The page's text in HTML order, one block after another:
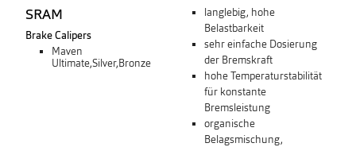
SRAM
Brake Calipers
Maven
Ultimate,Silver,Bronze
langlebig, hohe
Belastbarkeit
sehr einfache Dosierung
der Bremskraft
hohe Temperaturstabilität
für konstante
Bremsleistung
organische
Belagsmischung,